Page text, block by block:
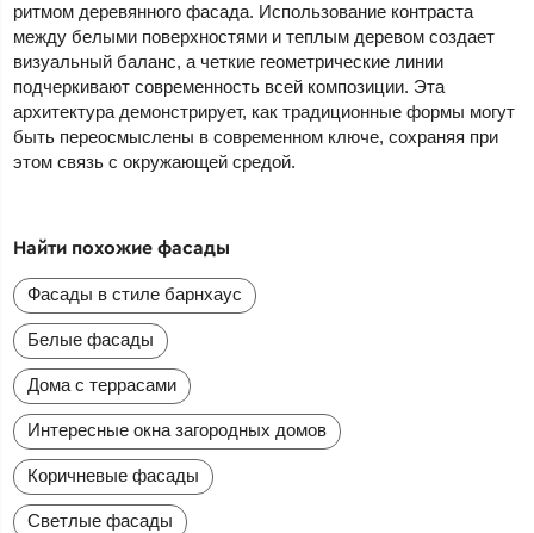
ритмом деревянного фасада. Использование контраста
между белыми поверхностями и теплым деревом создает
визуальный баланс, а четкие геометрические линии
подчеркивают современность всей композиции. Эта
архитектура демонстрирует, как традиционные формы могут
быть переосмыслены в современном ключе, сохраняя при
этом связь с окружающей средой.
Найти похожие фасады
Фасады в стиле барнхаус
Белые фасады
Дома с террасами
Интересные окна загородных домов
Коричневые фасады
Светлые фасады